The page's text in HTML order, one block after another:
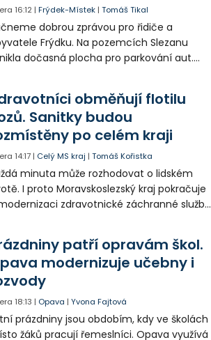
16:12 |Frýdek-Místek |Tomáš Tikal
dobrou zprávou pro řidiče a
Frýdku. Na pozemcích Slezanu
dočasná plocha pro parkování aut.
obměňují flotilu
Sanitky budou
po celém kraji
14:17 | Celý MS kraj |Tomáš Kořistka
minuta může rozhodovat o lidském
I proto Moravskoslezský kraj pokračuje
zdravotnické záchranné služby
patří opravám škol.
modernizuje učebny i
18:13 | Opava |Yvona Fajtová
prázdniny jsou obdobím, kdy ve školách
žáků pracují řemeslníci. Opava využívá